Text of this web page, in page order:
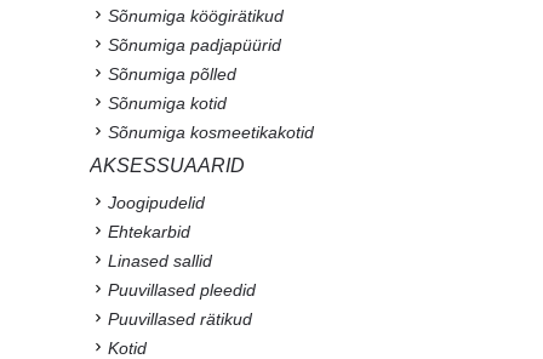
Sõnumiga köögirätikud
Sõnumiga padjapüürid
Sõnumiga põlled
Sõnumiga kotid
Sõnumiga kosmeetikakotid
AKSESSUAARID
Joogipudelid
Ehtekarbid
Linased sallid
Puuvillased pleedid
Puuvillased rätikud
Kotid